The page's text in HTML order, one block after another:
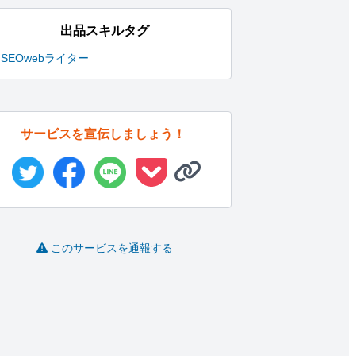
出品スキルタグ
SEOwebライター
サービスを宣伝しましょう！
このサービスを通報する